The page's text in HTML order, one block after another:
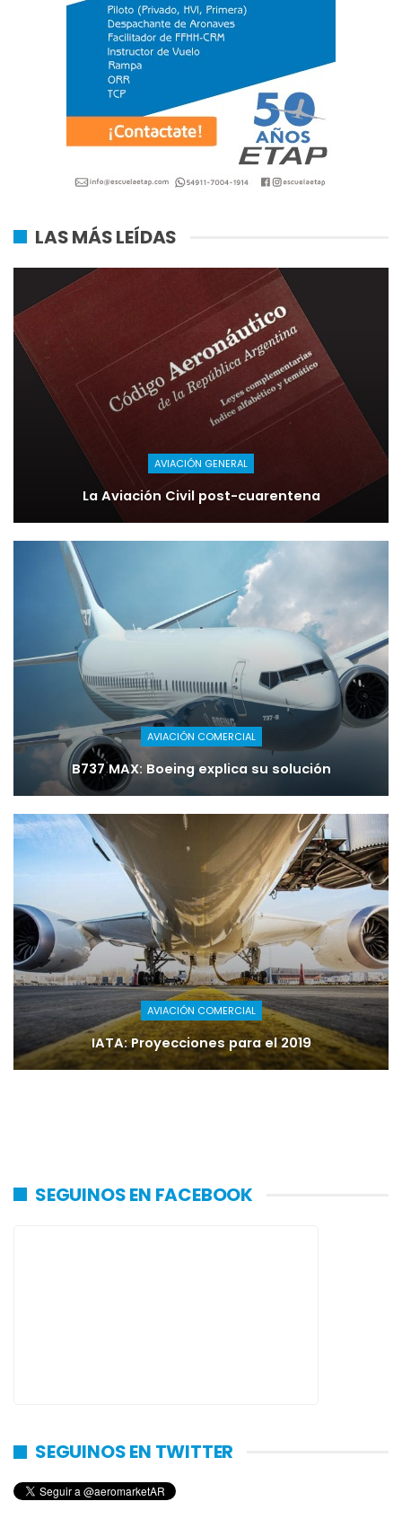
LAS MÁS LEÍDAS
AVIACIÓN GENERAL
La Aviación Civil post-cuarentena
AVIACIÓN COMERCIAL
B737 MAX: Boeing explica su solución
AVIACIÓN COMERCIAL
IATA: Proyecciones para el 2019
SEGUINOS EN FACEBOOK
SEGUINOS EN TWITTER